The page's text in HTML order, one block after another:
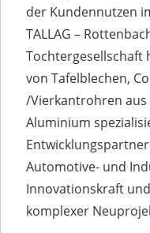
der Kundennutzen
TALLAG –
Tochtergesellschaft
von Tafelblechen,
/Vierkantrohren aus
Aluminium
Automotive- und
Innovationskraft
komplexer